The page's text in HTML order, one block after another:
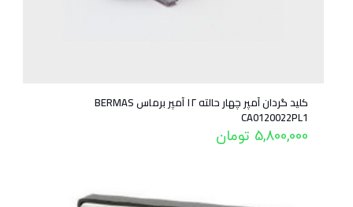
کلید گردان آمپر چهار حالته ۱۲ آمپر برماس BERMAS
CA0120022PL1
5,800,000 تومان